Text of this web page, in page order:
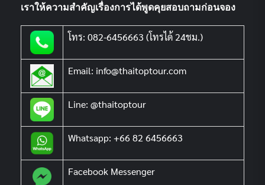
เราให้ความสำคัญเรื่องการได้พูดคุยสอบถามก่อนจอง
โทร: 082-6456663 (โทรได้ 24ชม.)
Email: info@thaitoptour.com
Line: @thaitoptour
Whatsapp: +66 82 6456663
Facebook Messenger